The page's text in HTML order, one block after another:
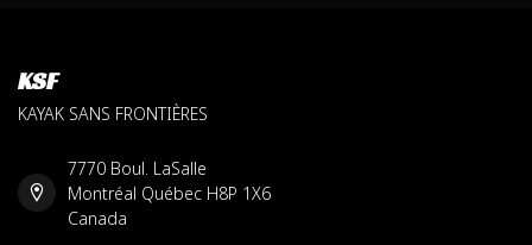
KSF
KAYAK SANS FRONTIÈRES
7770 Boul. LaSalle
Montréal Québec H8P 1X6
Canada